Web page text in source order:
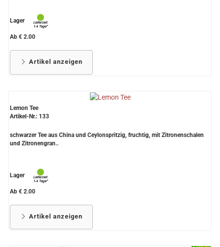
Lager
Ab € 2.00
Artikel anzeigen
Lemon Tee
Artikel-Nr.: 133
schwarzer Tee aus China und Ceylonspritzig, fruchtig, mit Zitronenschalen
und Zitronengran..
Lager
Ab € 2.00
Artikel anzeigen